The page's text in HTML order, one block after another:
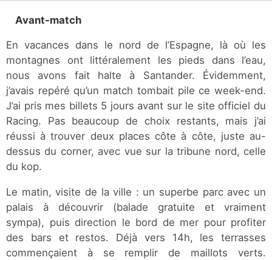
Avant-match
En vacances dans le nord de l’Espagne, là où les
montagnes ont littéralement les pieds dans l’eau,
nous avons fait halte à Santander. Évidemment,
j’avais repéré qu’un match tombait pile ce week-end.
J’ai pris mes billets 5 jours avant sur le site officiel du
Racing. Pas beaucoup de choix restants, mais j’ai
réussi à trouver deux places côte à côte, juste au-
dessus du corner, avec vue sur la tribune nord, celle
du kop.
Le matin, visite de la ville : un superbe parc avec un
palais à découvrir (balade gratuite et vraiment
sympa), puis direction le bord de mer pour profiter
des bars et restos. Déjà vers 14h, les terrasses
commençaient à se remplir de maillots verts.